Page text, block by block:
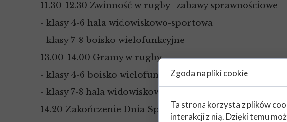
11.30-12.30 Zwinność w rugby- zabawy sprawnościowe
- klasy 4-6 hala widowiskowo-sportowa
- klasy 7-8 boisko wielofunkcyjne
13.00-14.00 Gramy w rugby
- klasy 4-6 boisko wielofunkcyjne
- klasy 7-8 hala widowiskowo-sportowa
14.20 Zakończenie Dnia Sportu
Zgoda na pliki cookie
Ta strona korzysta z plików
interakcji z nią. Dzięki temu